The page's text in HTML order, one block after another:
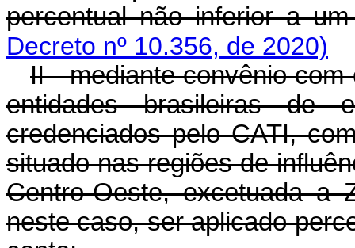
percentual não inferior a
Decreto nº 10.356, de 2020)
II - mediante convênio
entidades brasileiras de
credenciados pelo CATI,
situado nas regiões de
Centro-Oeste, excetuada a
neste caso, ser aplicado